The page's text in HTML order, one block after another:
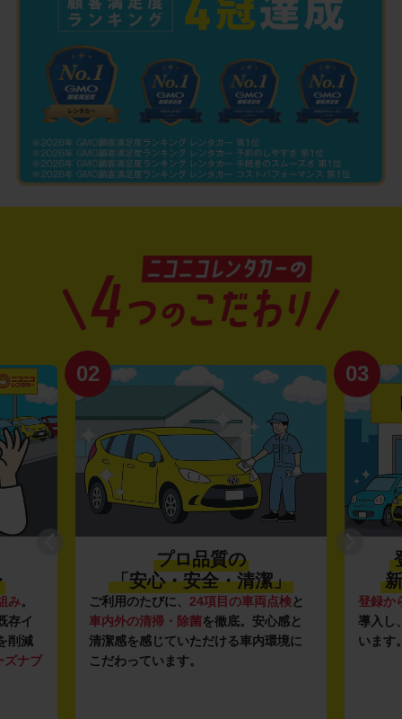
み。
存イ
削減
ズナブ
02
プロ品質の
「安心・安全・清潔」
ご利用のたびに、 24項目の車両点検と
車内外の清掃・除菌を徹底。安心感と
清潔感を感じていただける車内環境に
こだわっています。
03
登録か
導入し
います